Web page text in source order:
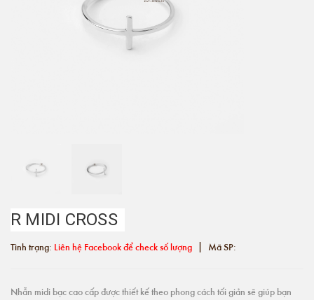
R MIDI CROSS
Tình trạng: Liên hệ Facebook để check số lượng | Mã SP:
Nhẫn midi bạc cao cấp được thiết kế theo phong cách tối giản sẽ giúp bạn